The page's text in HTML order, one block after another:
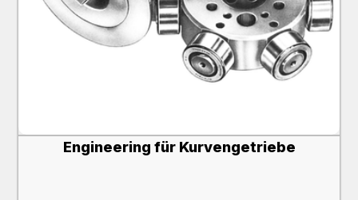
Engineering für Kurvengetriebe